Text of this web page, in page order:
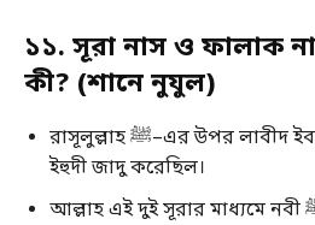
১১. সূরা নাস ও ফালাক
কী? (শানে নুযুল)
রাসূলুল্লাহ ﷺ–এর উপর লাবীদ ইবন আ’সাম নামের এক
ইহুদী জাদু করেছিল।
আল্লাহ এই দুই সূরার মাধ্যমে নবী ﷺ–কে পরিপূর্ণ শিফা ও